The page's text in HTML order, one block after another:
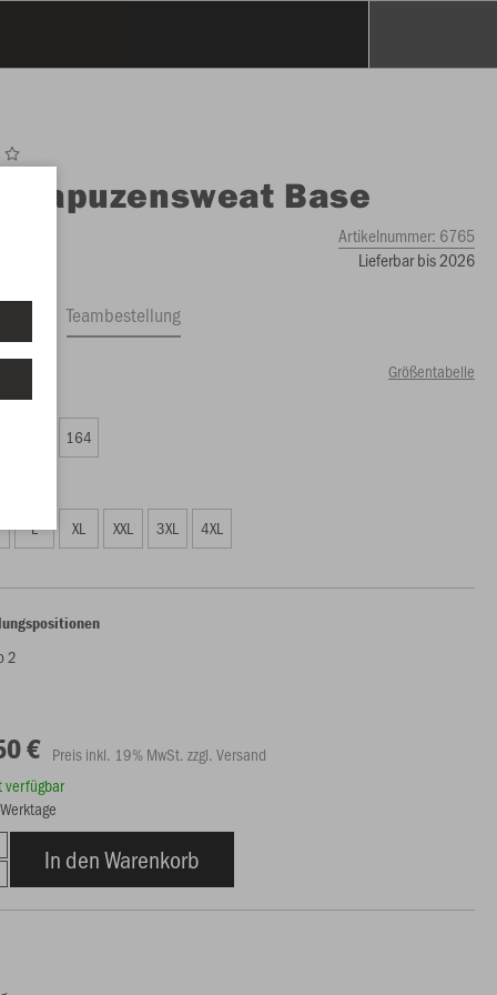
Kapuzensweat Base
Artikelnummer: 6765
Lieferbar bis 2026
Teambestellung
Größentabelle
€)
164
L XL XXL 3XL 4XL
2
€ Preis inkl. 19% MwSt. zzgl. Versand
verfügbar
In den Warenkorb